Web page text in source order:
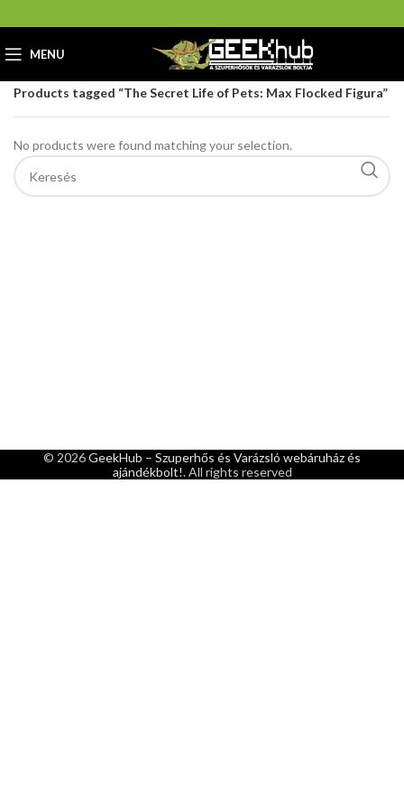
MENU
GeekHub Webáruház és Ajándékbolt
Products tagged “The Secret Life of Pets: Max Flocked Figura”
No products were found matching your selection.
© 2026GeekHub – Szuperhős és Varázsló webáruház és
ajándékbolt!. All rights reserved